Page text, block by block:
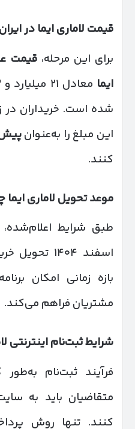
قیمت لاماری ایما در
برای این مرحله،قیمت
ایما
شده است. خریداران در
این مبلغ را به‌عنوان
کنند.
موعد تحویل لاماری
طبق شرایط
اسفند ۱۴۰۴
بازه زمانی امکان
مشتریان فراهم می‌کند.
شرایط ثبت‌نام اینترنتی
فرآیند ثبت‌نام
متقاضیان باید به
کنند. تنها روش